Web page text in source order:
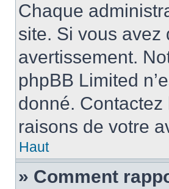
Chaque
site. Si vous
avertissement.
phpBB Limited
donné. Contactez
raisons de votre
Haut
» Comment